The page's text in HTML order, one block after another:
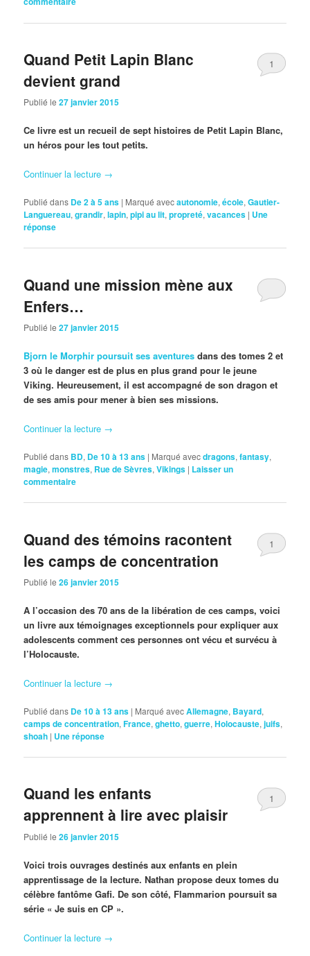
Quand Petit Lapin Blanc
devient grand
Publié le27 janvier 2015
1
Ce livre est un recueil de sept histoires de Petit Lapin Blanc,
un héros pour les tout petits.
Continuer la lecture →
Publié dans De 2 à 5 ans | Marqué avecautonomie,école,Gautier-
Languereau,grandir,lapin,pipi au lit,propreté,vacances | Une
réponse
Quand une mission mène aux
Enfers…
Publié le27 janvier 2015
Bjorn le Morphir poursuit ses aventures dans des tomes 2 et
3 où le danger est de plus en plus grand pour le jeune
Viking. Heureusement, il est accompagné de son dragon et
de ses amis pour mener à bien ses missions.
Continuer la lecture →
Publié dans BD, De 10 à 13 ans | Marqué avecdragons,fantasy,
magie,monstres, Rue de Sèvres,Vikings | Laisser un
commentaire
Quand des témoins racontent
les camps de concentration
Publié le26 janvier 2015
1
A l’occasion des 70 ans de la libération de ces camps, voici
un livre aux témoignages exceptionnels pour expliquer aux
adolescents comment ces personnes ont vécu et survécu à
l’Holocauste.
Continuer la lecture →
Publié dans De 10 à 13 ans | Marqué avecAllemagne, Bayard,
camps de concentration,France,ghetto,guerre,Holocauste,juifs,
shoah | Uneréponse
Quand les enfants
apprennent à lire avec plaisir
Publié le26 janvier 2015
1
Voici trois ouvrages destinés aux enfants en plein
apprentissage de la lecture. Nathan propose deux tomes du
célèbre fantôme Gafi. De son côté, Flammarion poursuit sa
série « Je suis en CP ».
Continuer la lecture →